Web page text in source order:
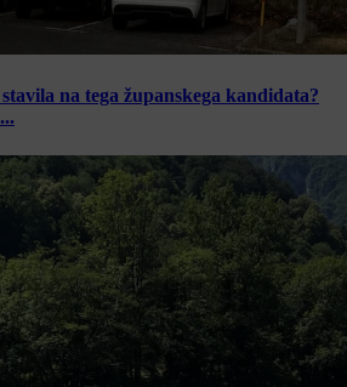
na tega županskega kandidata?